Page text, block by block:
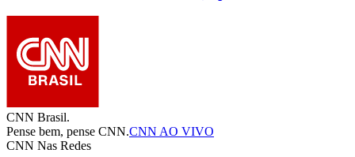
CNN Brasil.
Pense bem, pense CNN.CNN AO VIVO
CNN Nas Redes